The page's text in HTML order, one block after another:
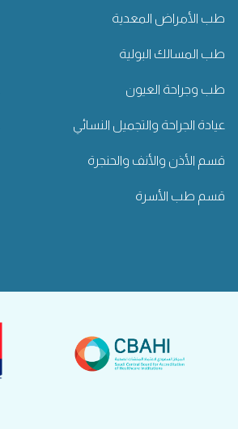
طب الأمراض المعدية
طب المسالك البولية
طب وجراحة العيون
عيادة الجراحة والتجميل النسائي
قسم الأذن والأنف والحنجرة
قسم طب الأسرة